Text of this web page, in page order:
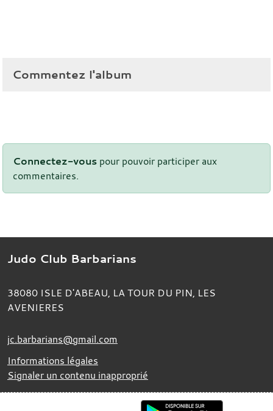
Commentez l'album
Connectez-vous pour pouvoir participer aux
commentaires.
Judo Club Barbarians
38080 ISLE D'ABEAU, LA TOUR DU PIN, LES
AVENIERES
jc.barbarians@gmail.com
Informations légales
Signaler un contenu inapproprié